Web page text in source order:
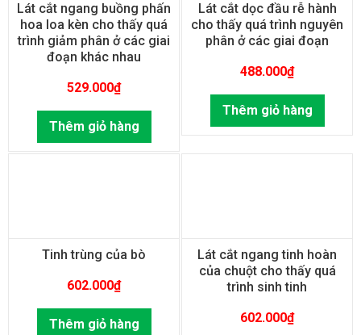
Lát cắt ngang buồng phấn
hoa loa kèn cho thấy quá
trình giảm phân ở các giai
đoạn khác nhau
529.000₫
Thêm giỏ hàng
Lát cắt dọc đầu rễ hành
cho thấy quá trình nguyên
phân ở các giai đoạn
488.000₫
Thêm giỏ hàng
Tinh trùng của bò
602.000₫
Thêm giỏ hàng
Lát cắt ngang tinh hoàn
của chuột cho thấy quá
trình sinh tinh
602.000₫